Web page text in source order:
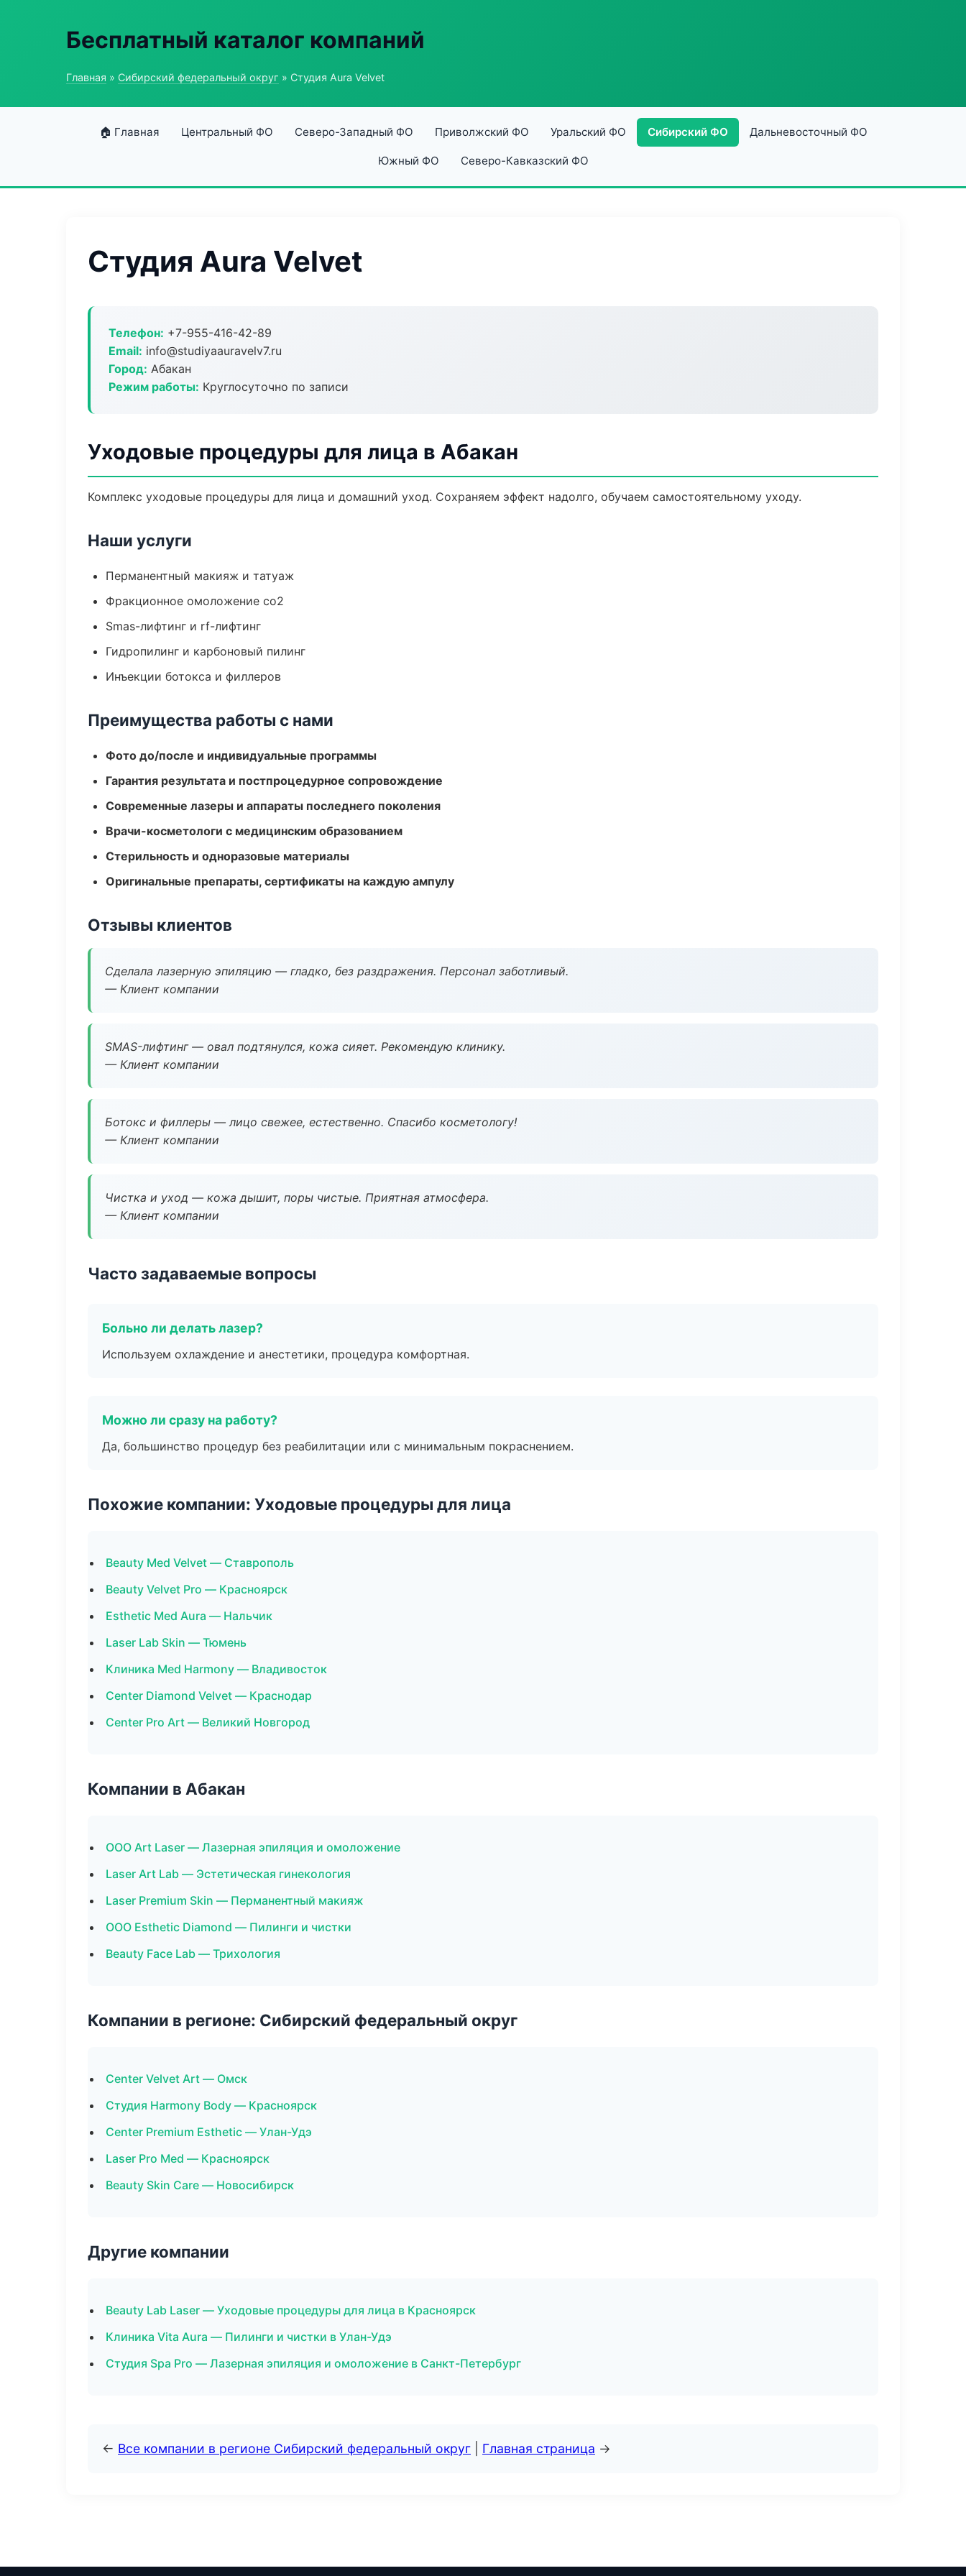
Бесплатный каталог компаний
Главная » Сибирский федеральный округ » Студия Aura Velvet
🏠 Главная Центральный ФО Северо-Западный ФО Приволжский ФО Уральский ФО Сибирский ФО Дальневосточный ФО
Южный ФО Северо-Кавказский ФО
Студия Aura Velvet
Телефон: +7-955-416-42-89
Email: info@studiyaauravelv7.ru
Город: Абакан
Режим работы: Круглосуточно по записи
Уходовые процедуры для лица в Абакан
Комплекс уходовые процедуры для лица и домашний уход. Сохраняем эффект надолго, обучаем самостоятельному уходу.
Наши услуги
Перманентный макияж и татуаж
Фракционное омоложение co2
Smas-лифтинг и rf-лифтинг
Гидропилинг и карбоновый пилинг
Инъекции ботокса и филлеров
Преимущества работы с нами
Фото до/после и индивидуальные программы
Гарантия результата и постпроцедурное сопровождение
Современные лазеры и аппараты последнего поколения
Врачи-косметологи с медицинским образованием
Стерильность и одноразовые материалы
Оригинальные препараты, сертификаты на каждую ампулу
Отзывы клиентов
Сделала лазерную эпиляцию — гладко, без раздражения. Персонал заботливый.
— Клиент компании
SMAS-лифтинг — овал подтянулся, кожа сияет. Рекомендую клинику.
— Клиент компании
Ботокс и филлеры — лицо свежее, естественно. Спасибо косметологу!
— Клиент компании
Чистка и уход — кожа дышит, поры чистые. Приятная атмосфера.
— Клиент компании
Часто задаваемые вопросы
Больно ли делать лазер?
Используем охлаждение и анестетики, процедура комфортная.
Можно ли сразу на работу?
Да, большинство процедур без реабилитации или с минимальным покраснением.
Похожие компании: Уходовые процедуры для лица
Beauty Med Velvet — Ставрополь
Beauty Velvet Pro — Красноярск
Esthetic Med Aura — Нальчик
Laser Lab Skin — Тюмень
Клиника Med Harmony — Владивосток
Center Diamond Velvet — Краснодар
Center Pro Art — Великий Новгород
Компании в Абакан
ООО Art Laser — Лазерная эпиляция и омоложение
Laser Art Lab — Эстетическая гинекология
Laser Premium Skin — Перманентный макияж
ООО Esthetic Diamond — Пилинги и чистки
Beauty Face Lab — Трихология
Компании в регионе: Сибирский федеральный округ
Center Velvet Art — Омск
Студия Harmony Body — Красноярск
Center Premium Esthetic — Улан-Удэ
Laser Pro Med — Красноярск
Beauty Skin Care — Новосибирск
Другие компании
Beauty Lab Laser — Уходовые процедуры для лица в Красноярск
Клиника Vita Aura — Пилинги и чистки в Улан-Удэ
Студия Spa Pro — Лазерная эпиляция и омоложение в Санкт-Петербург
← Все компании в регионе Сибирский федеральный округ Главная страница →